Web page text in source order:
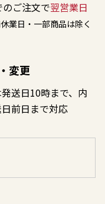
ご注文で翌営業日
業日・一部商品は除く
変更
送日10時まで、内
前日まで対応